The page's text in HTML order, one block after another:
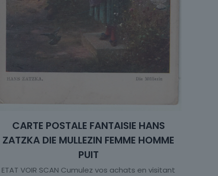
CARTE POSTALE FANTAISIE HANS
ZATZKA DIE MULLEZIN FEMME HOMME
PUIT
ETAT VOIR SCAN Cumulez vos achats en visitant